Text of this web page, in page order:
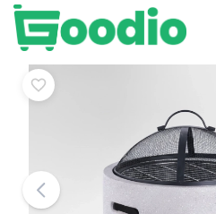
-22% 2 039 Kč
1 589 Kč